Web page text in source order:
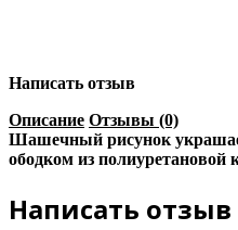
Написать отзыв
Описание Отзывы (0)
Шашечный рисунок
ободком из полиуретановой
Написать отзыв